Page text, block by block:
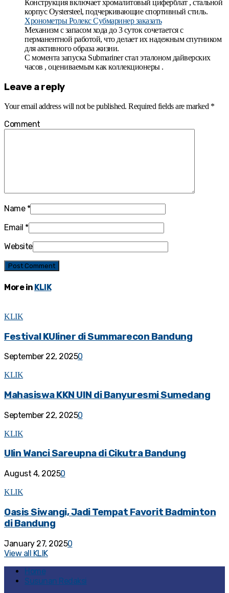
Конструкция включает хромалитовый циферблат , стальной
корпус Oystersteel, подчеркивающие спортивный стиль.
Хронометры Ролекс Субмаринер заказать
Механизм с запасом хода до 3 суток сочетается с
перманентной работой, что делает их надежным спутником
для активного образа жизни.
С момента запуска Submariner стал эталоном дайверских
часов , оцениваемым как коллекционеры .
Leave a reply
Your email address will not be published. Required fields are marked *
Comment
Name *
Email *
Website
More in KLIK
KLIK
Festival KUliner di Summarecon Bandung
September 22, 20250
KLIK
Mahasiswa KKN UIN di Banyuresmi Sumedang
September 22, 20250
KLIK
Ulin Wanci Sareupna di Cikutra Bandung
August 4, 20250
KLIK
Oasis Siwangi, Jadi Tempat Favorit Badminton
di Bandung
January 27, 20250
View all KLIK
Home
Susunan Redaksi